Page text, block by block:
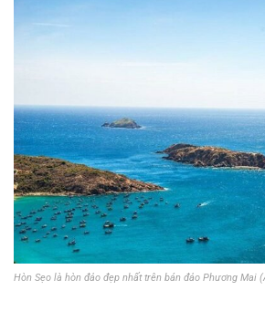
Hòn Sẹo là hòn đảo đẹp nhất trên bán đảo Phương Mai